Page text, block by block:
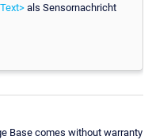
als Sensornachricht
Base comes without warranty